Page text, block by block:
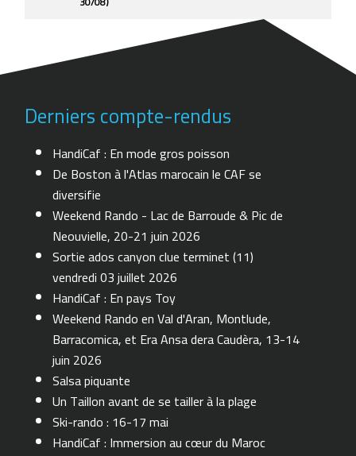
Derniers compte-rendus
HandiCaf : En mode gros poisson
De Boston à l'Atlas marocain le CAF se
diversifie
Weekend Rando - Lac de Barroude & Pic de
Neouvielle, 20-21 juin 2026
Sortie ados canyon clue terminet (11)
vendredi 03 juillet 2026
HandiCaf : En pays Toy
Weekend Rando en Val d'Aran, Montlude,
Barracomica, et Era Ansa dera Caudèra, 13-14
juin 2026
Salsa piquante
Un Taillon avant de se tailler à la plage
Ski-rando : 16-17 mai
HandiCaf : Immersion au cœur du Maroc